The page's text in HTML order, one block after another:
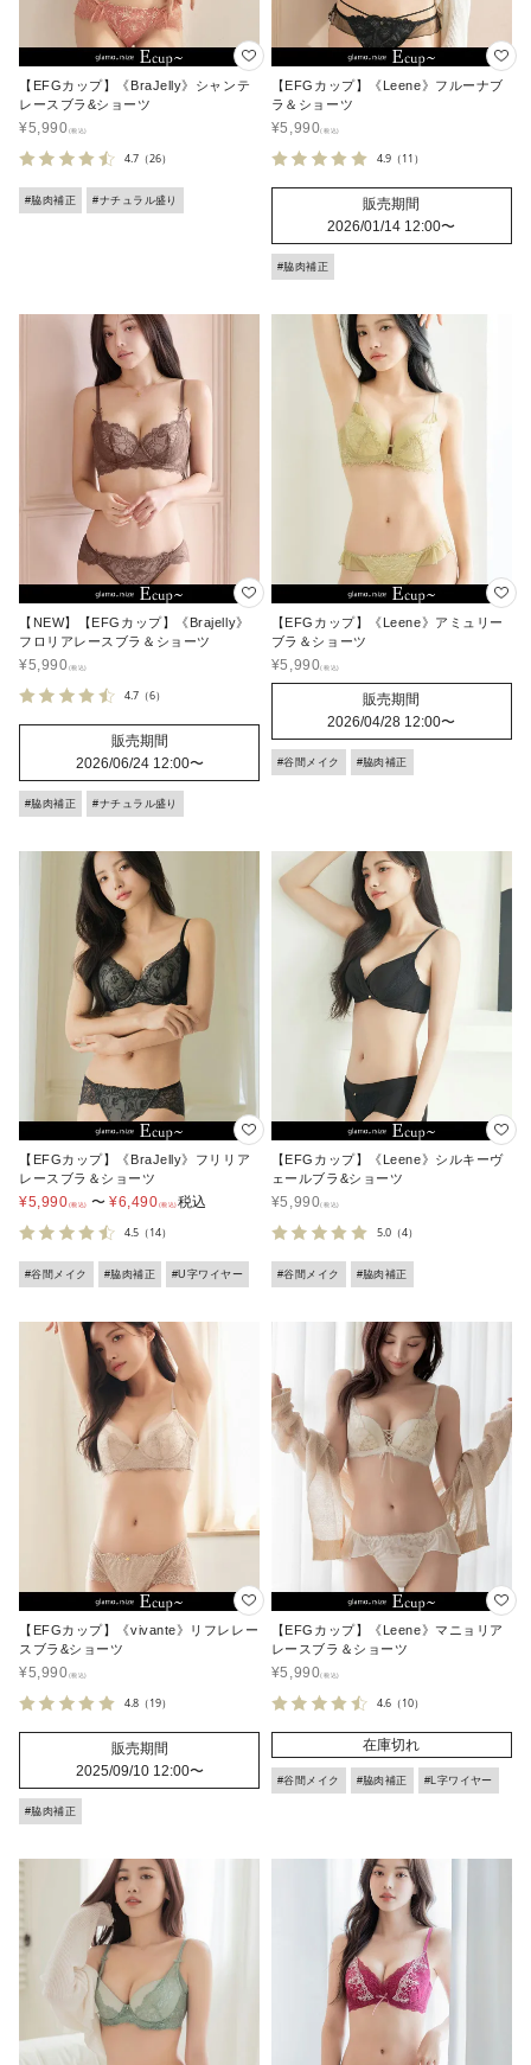
【EFGカップ】《BraJelly》シャンテ
レースブラ&ショーツ
¥5,990
4.7 （26）
#脇肉補正 #ナチュラル盛り
【EFGカップ】《Leene》フルーナブ
ラ＆ショーツ
¥5,990
4.9（11）
販売期間
2026/01/14 12:00〜
#脇肉補正
【NEW】【EFGカップ】《Brajelly》
フロリアレースブラ＆ショーツ
¥5,990
4.7 （6）
販売期間
2026/06/24 12:00〜
#脇肉補正 #ナチュラル盛り
【EFGカップ】《Leene》アミュリー
ブラ＆ショーツ
¥5,990
販売期間
2026/04/28 12:00〜
#谷間メイク #脇肉補正
【EFGカップ】《BraJelly》フリリア
レースブラ＆ショーツ
¥5,990 〜 ¥6,490 税込
4.5 （14）
#谷間メイク #脇肉補正 #U字ワイヤー
【EFGカップ】《Leene》シルキーヴ
ェールブラ&ショーツ
¥5,990
5.0（4）
#谷間メイク #脇肉補正
【EFGカップ】《vivante》リフレレー
スブラ&ショーツ
¥5,990
4.8 （19）
販売期間
2025/09/10 12:00〜
#脇肉補正
【EFGカップ】《Leene》マニョリア
レースブラ＆ショーツ
¥5,990
4.6（10）
在庫切れ
#谷間メイク #脇肉補正 #L字ワイヤー